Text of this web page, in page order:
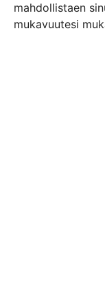
mahdollistaen
mukavuutesi